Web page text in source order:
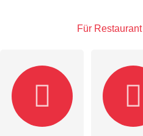
Für Restaurant